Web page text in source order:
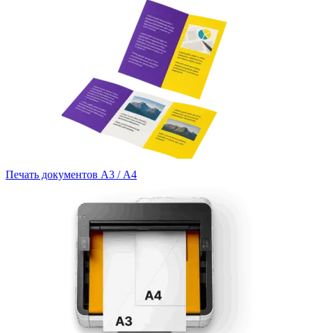
Печать документов А3 / А4